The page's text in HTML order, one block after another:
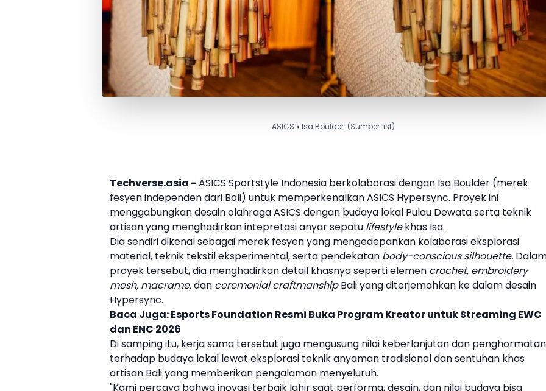
ASICS x Isa Boulder. (Sumber: ist)
Techverse.asia - ASICS Sportstyle Indonesia berkolaborasi dengan Isa Boulder (merek
fesyen independen dari Bali) untuk memperkenalkanASICS Hypersync. Proyek ini
menggabungkan desain olahragaASICS dengan budaya lokal Pulau Dewata serta teknik
artisan yang menghadirkan intepretasi anyarsepatu lifestylekhas Isa.
Dia sendiri dikenal sebagai merek fesyen yang mengedepankan kolaborasi eksplorasi
material, teknik tekstil eksperimental, serta pendekatan body-conscious silhouette.
proyek tersebut, dia menghadirkan detail khasnya seperti elemen crochet, embroidery
mesh, macrame,dan ceremonial craftmanshipBali yang diterjemahkan ke dalam desain
Hypersync.
Baca Juga:Esports Foundation Resmi Buka Program Kreator untuk Streaming EWC
dan ENC 2026
Di samping itu, kerja sama tersebut juga mengusung nilai keberlanjutan dan penghormatan
terhadap budaya lokal lewat eksplorasi teknik anyaman tradisional dan sentuhan khas
artisan Bali yang memberikan pengalaman menyeluruh.
"Kami percaya bahwa inovasi terbaik lahir saat performa, desain, dan nilai budaya bisa